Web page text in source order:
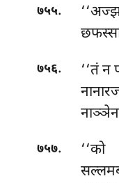
७५५.
७५६.
‘‘तं न
७५७.